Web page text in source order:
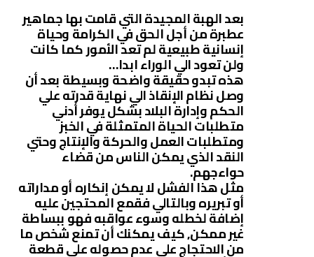
بعد الهبة المجيدة التي قامت بها جماهير
عطبرة من أجل الحق في الكرامة وحياة
إنسانية طبيعية لم تعد الأمور كما كانت
ولن تعود الي الوراء ابدا…
هذه تبدو حقيقة واضحة وبسيطة بعد أن
وصل نظام الإنقاذ الي نهاية قدرته علي
الحكم وإدارة البلاد بشكل يوفر أدني
متطلبات الحياة المتمثلة في الخبز
ومتطلبات العمل والحركة والإنتاج وحتي
النقد الذي يمكن الناس من قضاء
حواءجهم.
مثل هذا الفشل لا يمكن إنكاره أو مداراته
أو تبريره وبالتالي فقمع المحتجين عليه
إضافة لخطله وسوء عواقبه فهو ببساطة
غير ممكن, كيف يمكنك أن تمنع شخص ما
من الاحتجاج علي عدم حصوله علي قطعة